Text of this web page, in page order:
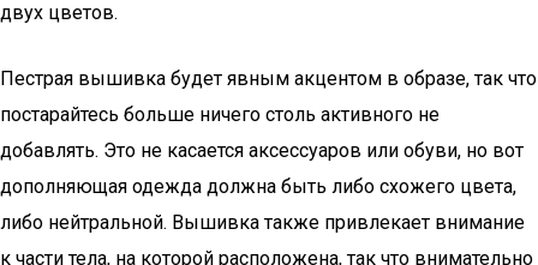
двух цветов.
Пестрая вышивка будет явным акцентом в образе, так что
постарайтесь больше ничего столь активного не
добавлять. Это не касается аксессуаров или обуви, но вот
дополняющая одежда должна быть либо схожего цвета,
либо нейтральной. Вышивка также привлекает внимание
к части тела, на которой расположена, так что внимательно